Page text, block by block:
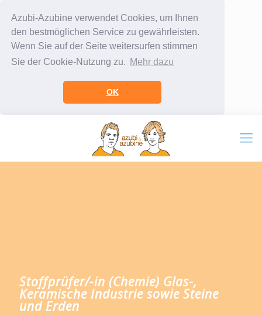
Azubi-Azubine verwendet Cookies, um Ihnen
den bestmöglichen Service zu gewährleisten.
Wenn Sie auf der Seite weitersurfen stimmen
Sie der Cookie-Nutzung zu. Mehr dazu
OK
Stoffprüfer/-in (Chemie) Glas-,
Keramische Industrie sowie Steine
und Erden